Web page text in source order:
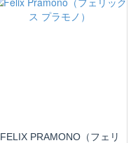
FELIX PRAMONO（フェリ